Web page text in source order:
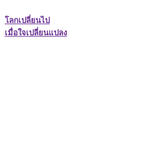
โลกเปลี่ยนไป
เมื่อใจเปลี่ยนแปลง